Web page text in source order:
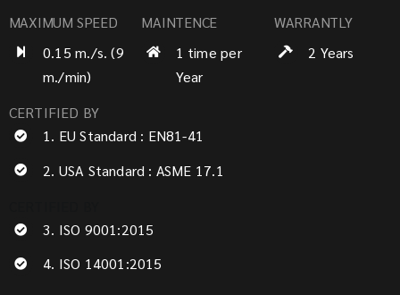
MAXIMUM SPEED
0.15 m./s. (9
m./min)
MAINTENCE
1 time per
Year
WARRANTLY
2 Years
CERTIFIED BY
1. EU Standard : EN81-41
2. USA Standard : ASME 17.1
3. ISO 9001:2015
4. ISO 14001:2015